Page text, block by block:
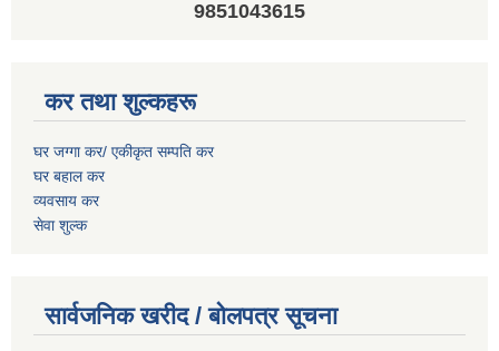
9851043615
कर तथा शुल्कहरू
घर जग्गा कर/ एकीकृत सम्पति कर
घर बहाल कर
व्यवसाय कर
सेवा शुल्क
सार्वजनिक खरीद / बोलपत्र सूचना